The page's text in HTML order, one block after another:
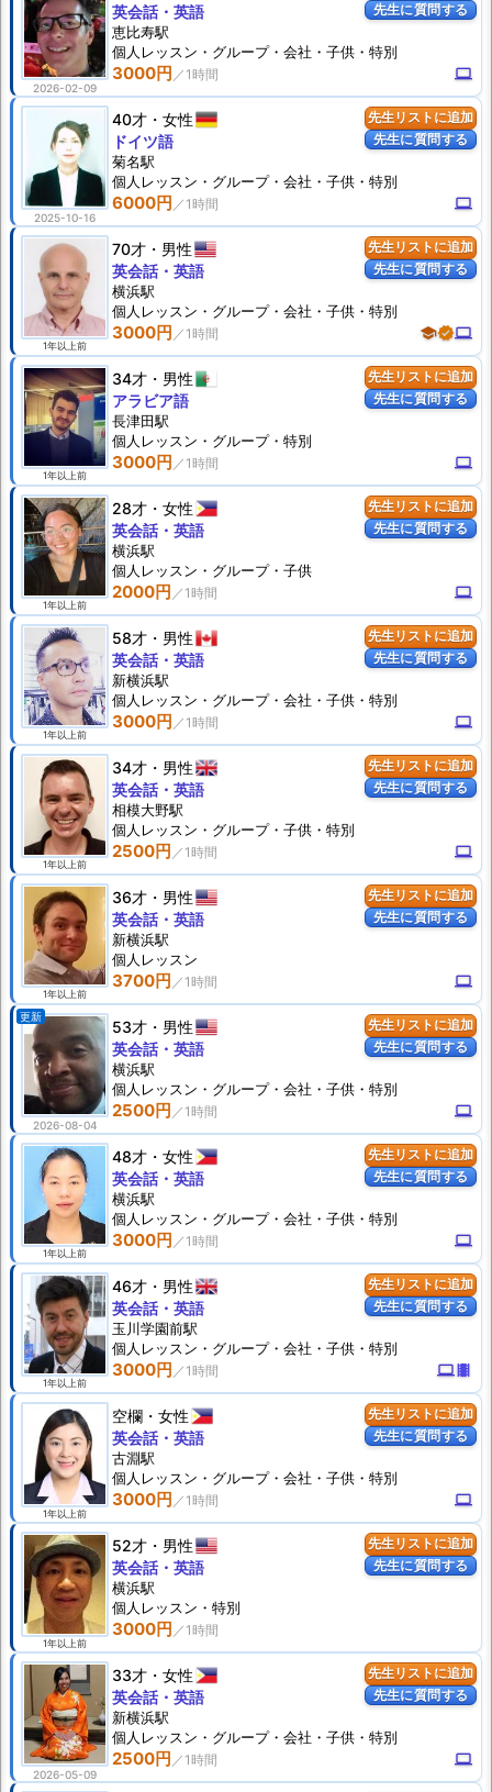
先生に質問する
2026-02-09
3000円 computer
英会話・英語
恵比寿駅
個人 レッスン ・グループ・会社・子供・特別
先生リストに追加
先生に質問する
2025-10-16
40才 女性
6000円 computer
ドイツ語
菊名駅
個人 レッスン ・グループ・会社・子供・特別
先生リストに追加
先生に質問する
1年以上前
70才 男性
3000円 schoolverifiedcomputer
英会話・英語
横浜駅
個人 レッスン ・グループ・会社・子供・特別
先生リストに追加
先生に質問する
1年以上前
34才 男性
3000円 computer
アラビア語
長津田駅
個人 レッスン ・グループ・特別
先生リストに追加
先生に質問する
1年以上前
28才 女性
2000円 computer
英会話・英語
横浜駅
個人 レッスン ・グループ・子供
先生リストに追加
先生に質問する
1年以上前
58才 男性
3000円 computer
英会話・英語
新横浜駅
個人 レッスン ・グループ・会社・子供・特別
先生リストに追加
先生に質問する
1年以上前
34才 男性
2500円 computer
英会話・英語
相模大野駅
個人 レッスン ・グループ・子供・特別
先生リストに追加
先生に質問する
1年以上前
36才 男性
3700円 computer
英会話・英語
新横浜駅
個人 レッスン
先生リストに追加
先生に質問する
更新
2026-08-04
53才 男性
2500円 computer
英会話・英語
横浜駅
個人 レッスン ・グループ・会社・子供・特別
先生リストに追加
先生に質問する
1年以上前
48才 女性
3000円 computer
英会話・英語
横浜駅
個人 レッスン ・グループ・会社・子供・特別
先生リストに追加
先生に質問する
1年以上前
46才 男性
3000円 computertheaters
英会話・英語
玉川学園前駅
個人 レッスン ・グループ・会社・子供・特別
先生リストに追加
先生に質問する
1年以上前
空欄 女性
3000円 computer
英会話・英語
古淵駅
個人 レッスン ・グループ・会社・子供・特別
先生リストに追加
先生に質問する
1年以上前
52才 男性
3000円
英会話・英語
横浜駅
個人 レッスン ・特別
先生リストに追加
先生に質問する
2026-05-09
33才 女性
2500円 computer
英会話・英語
新横浜駅
個人 レッスン ・グループ・会社・子供・特別